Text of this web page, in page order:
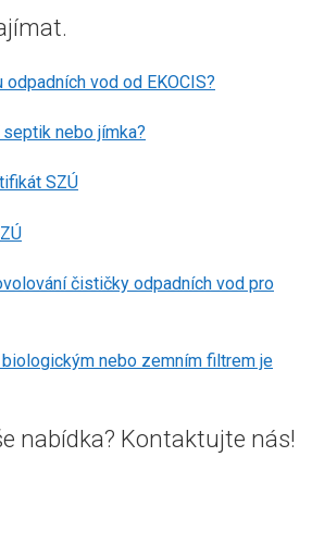
vod od EKOCIS?
nebo jímka?
SZÚ
čističky odpadních vod pro
nebo zemním filtrem je
nabídka? Kontaktujte nás!